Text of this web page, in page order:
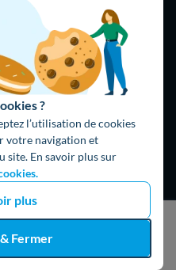
?
l’utilisation de cookies
votre navigation et
site. En savoir plus sur
plus
Fermer
gratuit
d'artisans
!
(8h-21h)
Paris